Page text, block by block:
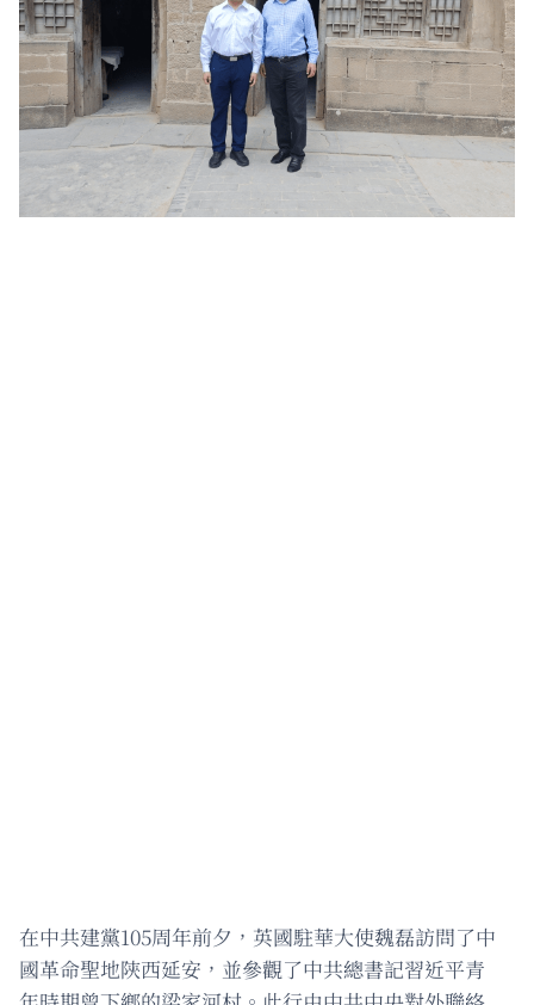
在中共建黨105周年前夕，英國駐華大使魏磊訪問了中
國革命聖地陝西延安，並參觀了中共總書記習近平青